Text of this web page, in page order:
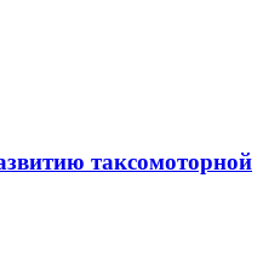
таксомоторной